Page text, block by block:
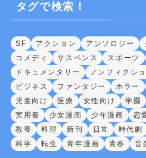
タグで検索！
SF アクション アンソロジー
コメディ
サスペンス スポーツ
ドキュメンタリー
ノンフィクシ
ビジネス
ファンタジー ホラー
児童向け
医療 女性向け 学園
実用書
少女漫画 少年漫画 恋
教養
料理 新刊 日常 時代劇
科学
転生 青年漫画 青春 音